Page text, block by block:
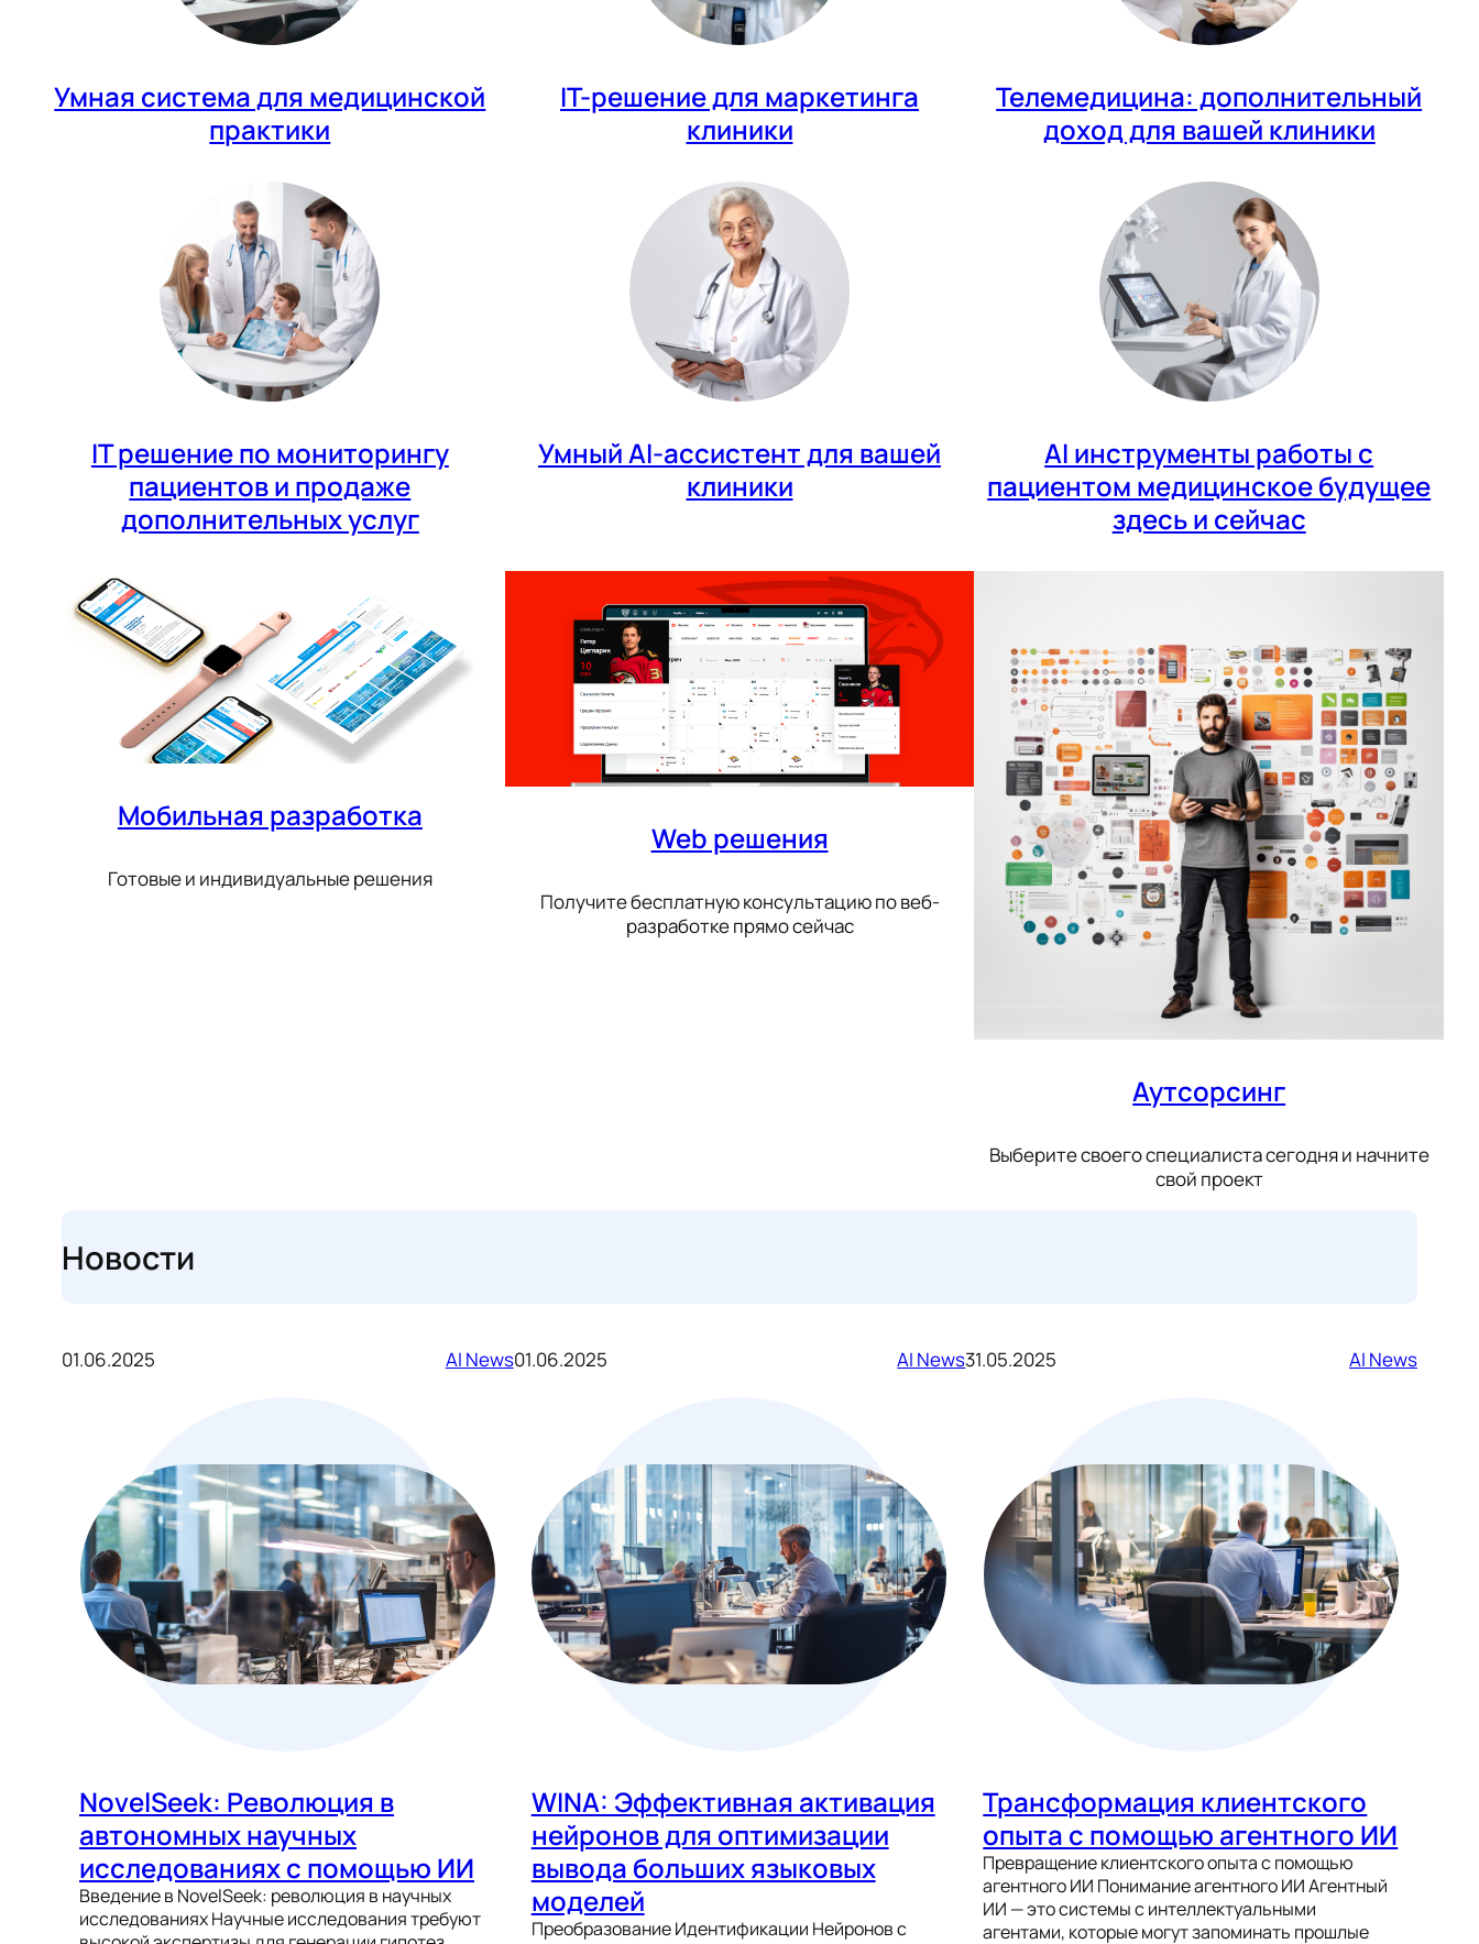
Умная система для медицинской
практики
IT-решение для маркетинга
клиники
Телемедицина: дополнительный
доход для вашей клиники
IT решение по мониторингу
пациентов и продаже
дополнительных услуг
Умный AI-ассистент для вашей
клиники
AI инструменты работы с
пациентом медицинское будущее
здесь и сейчас
Мобильная разработка
Готовые и индивидуальные решения
Web решения
Получите бесплатную консультацию по веб-
разработке прямо сейчас
Аутсорсинг
Выберите своего специалиста сегодня и начните
свой проект
Новости
01.06.2025 AI News
NovelSeek: Революция в
автономных научных
исследованиях с помощью ИИ
Введение в NovelSeek: революция в научных
исследованиях Научные исследования требуют
01.06.2025 AI News
WINA: Эффективная активация
нейронов для оптимизации
вывода больших языковых
моделей
Преобразование Идентификации Нейронов с
31.05.2025 AI News
Трансформация клиентского
опыта с помощью агентного ИИ
Превращение клиентского опыта с помощью
агентного ИИ Понимание агентного ИИ Агентный
ИИ — это системы с интеллектуальными
агентами, которые могут запоминать прошлые